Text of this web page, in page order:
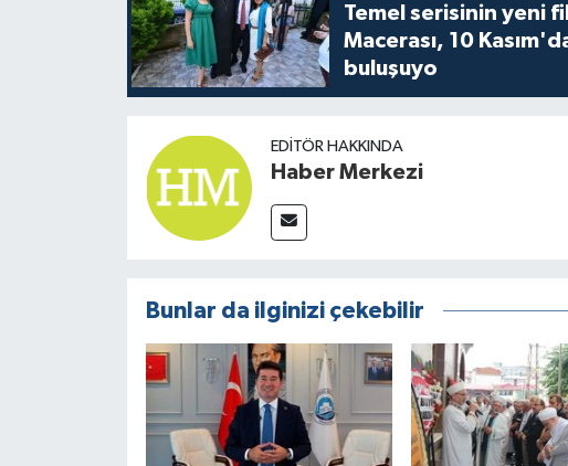
Temel serisinin yeni
Macerası, 10
buluşuyo
EDITÖR HAKKINDA
Haber Merkezi
Bunlar da ilginizi çekebilir